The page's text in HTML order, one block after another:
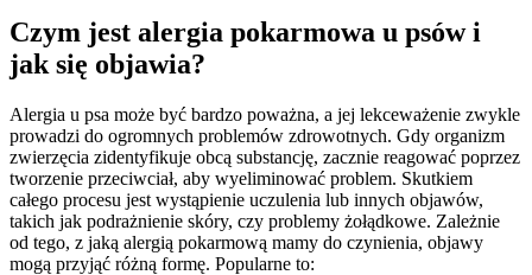
Czym jest alergia pokarmowa u psów i
jak się objawia?
Alergia u psa może być bardzo poważna, a jej lekceważenie zwykle
prowadzi do ogromnych problemów zdrowotnych. Gdy organizm
zwierzęcia zidentyfikuje obcą substancję, zacznie reagować poprzez
tworzenie przeciwciał, aby wyeliminować problem. Skutkiem
całego procesu jest wystąpienie uczulenia lub innych objawów,
takich jak podrażnienie skóry, czy problemy żołądkowe. Zależnie
od tego, z jaką alergią pokarmową mamy do czynienia, objawy
mogą przyjąć różną formę. Popularne to: